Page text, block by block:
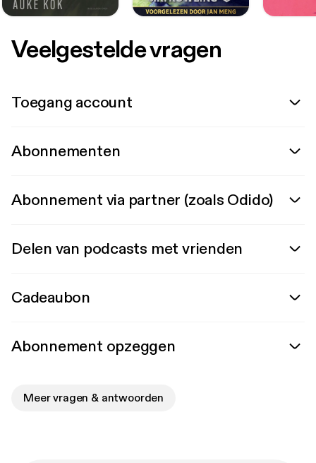
Veelgestelde vragen
Toegang account
Abonnementen
Abonnement via partner (zoals Odido)
Delen van podcasts met vrienden
Cadeaubon
Abonnement opzeggen
Meer vragen & antwoorden